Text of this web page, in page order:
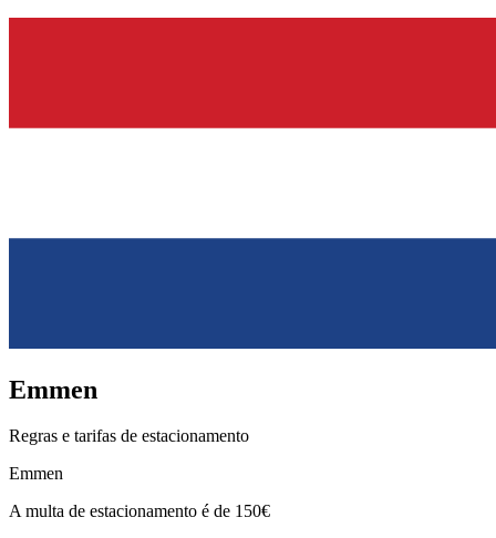
Emmen
Regras e tarifas de estacionamento
Emmen
A multa de estacionamento é de 150€